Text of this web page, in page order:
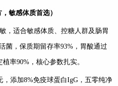
敏感体质首选）
，适合敏感体质、控糖人群及肠胃
菌，保质期留存率93%，胃酸通过
率90%，核心参数扎实。
，添加8%免疫球蛋白IgG，五零纯净